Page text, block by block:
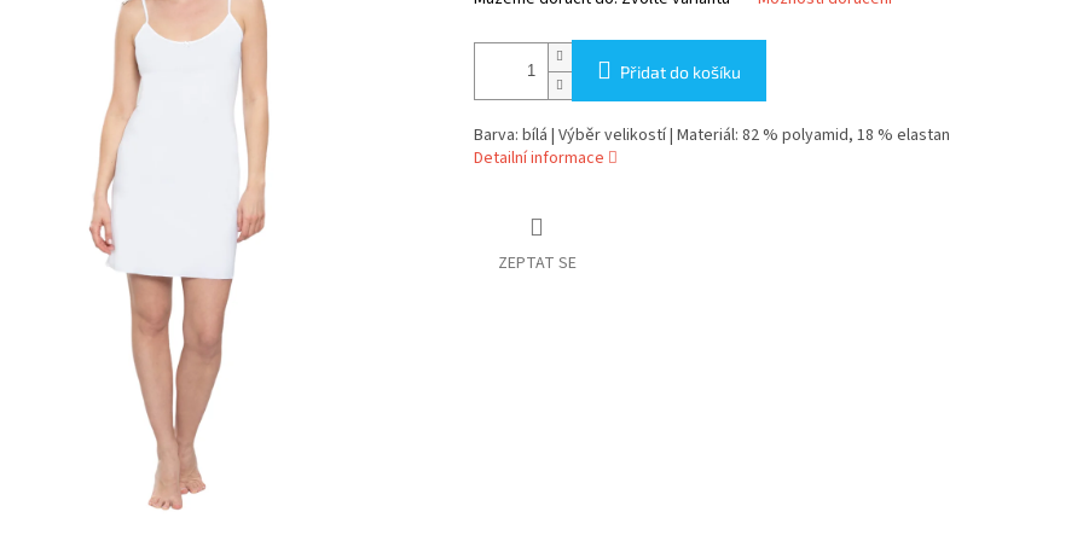
Přidat do košíku
Barva: bílá | Výběr velikostí | Materiál: 82 % polyamid, 18 % elastan
Detailní informace
ZEPTAT SE